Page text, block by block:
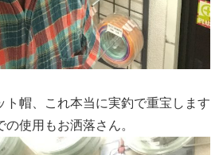
ト帽、これ本当に実釣で重宝します
使用もお洒落さん。